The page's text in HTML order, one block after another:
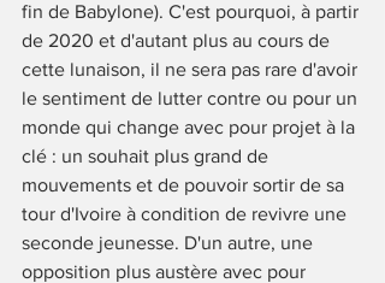
fin de Babylone). C'est pourquoi, à partir
de 2020 et d'autant plus au cours de
cette lunaison, il ne sera pas rare d'avoir
le sentiment de lutter contre ou pour un
monde qui change avec pour projet à la
clé : un souhait plus grand de
mouvements et de pouvoir sortir de sa
tour d'Ivoire à condition de revivre une
seconde jeunesse. D'un autre, une
opposition plus austère avec pour